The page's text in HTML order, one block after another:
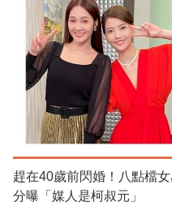
趕在40歲前閃婚！八點檔
分曝「媒人是柯叔元」